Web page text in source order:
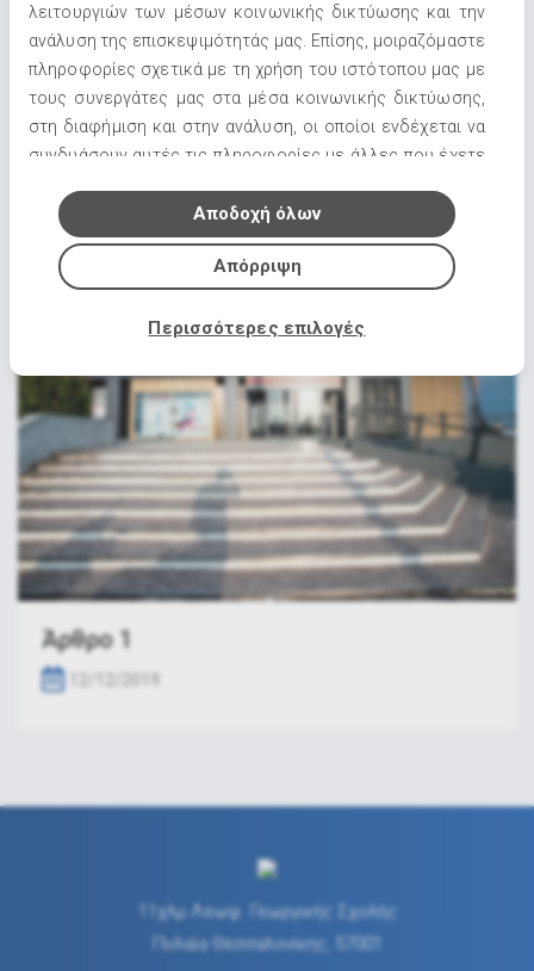
Καλωσορίσατε στο Florida1.gr
22/07/2021
Άρθρο 1
11χλμ Λεωφ. Γεωργικής Σχολής
Πυλαία Θεσσαλονίκης, 57001
λειτουργιών των μέσων κοινωνικής δικτύωσης και την
ανάλυση της επισκεψιμότητάς μας. Επίσης, μοιραζόμαστε
πληροφορίες σχετικά με τη χρήση του ιστότοπου μας με
τους συνεργάτες μας στα μέσα κοινωνικής δικτύωσης,
στη διαφήμιση και στην ανάλυση, οι οποίοι ενδέχεται να
συνδυάσουν αυτές τις πληροφορίες με άλλες που έχετε
υπηρεσιών τους.
Απόρριψη
Αποδοχή όλων
Περισσότερες επιλογές